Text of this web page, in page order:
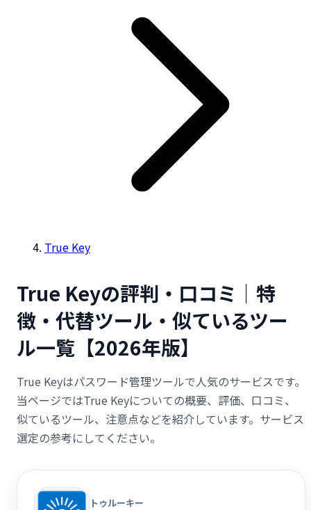
True Key
True Keyの評判・口コミ｜特
徴・代替ツール・似ているツー
ル一覧【2026年版】
True Keyはパスワード管理ツールで人気のサービスです。
当ページではTrue Keyについての概要、評価、口コミ、
似ているツール、注意点などを紹介しています。サービス
選定の参考にしてください。
トゥルーキー